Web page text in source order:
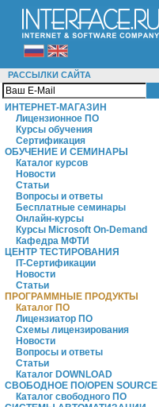
РАССЫЛКИ САЙТА
ИНТЕРНЕТ-МАГАЗИН
Лицензионное ПО
Курсы обучения
Сертификация
ОБУЧЕНИЕ И СЕМИНАРЫ
Каталог курсов
Новости
Статьи
Вопросы и ответы
Бесплатные семинары
Онлайн-курсы
Курсы Microsoft On-Demand
Кафедра МФТИ
ЦЕНТР ТЕСТИРОВАНИЯ
IT-Сертификации
Новости
Статьи
ПРОГРАММНЫЕ ПРОДУКТЫ
Каталог ПО
Лицензиатор ПО
Схемы лицензирования
Новости
Вопросы и ответы
Статьи
Каталог DOWNLOAD
СВОБОДНОЕ ПО/OPEN SOURCE
Каталог свободного ПО